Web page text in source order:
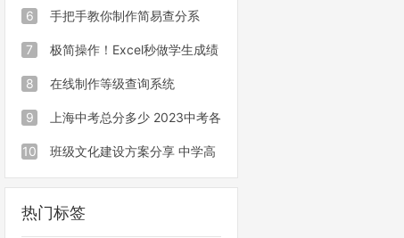
工具，易查分无需下载老师零门槛操
作
6 手把手教你制作简易查分系
统，二维码、链接均可查询
7 极简操作！Excel秒做学生成绩
查询小系统
8 在线制作等级查询系统
9 上海中考总分多少 2023中考各
科目满分值
10 班级文化建设方案分享 中学高
中建设方案
热门标签